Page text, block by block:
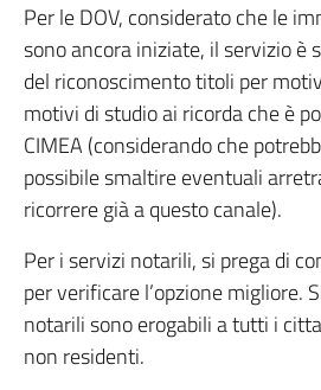
Per le DOV, considerato che le
sono ancora iniziate, il servizio è
del riconoscimento titoli per
motivi di studio ai ricorda che è
CIMEA (considerando che
possibile smaltire eventuali
ricorrere già a questo canale).
Per i servizi notarili, si prega di
per verificare l’opzione migliore.
notarili sono erogabili a tutti i
non residenti.